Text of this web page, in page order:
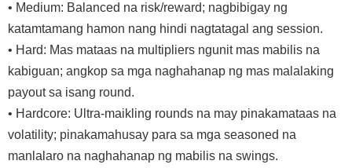
• Medium: Balanced na risk/reward; nagbibigay ng
katamtamang hamon nang hindi nagtatagal ang session.
• Hard: Mas mataas na multipliers ngunit mas mabilis na
kabiguan; angkop sa mga naghahanap ng mas malalaking
payout sa isang round.
• Hardcore: Ultra‑maikling rounds na may pinakamataas na
volatility; pinakamahusay para sa mga seasoned na
manlalaro na naghahanap ng mabilis na swings.